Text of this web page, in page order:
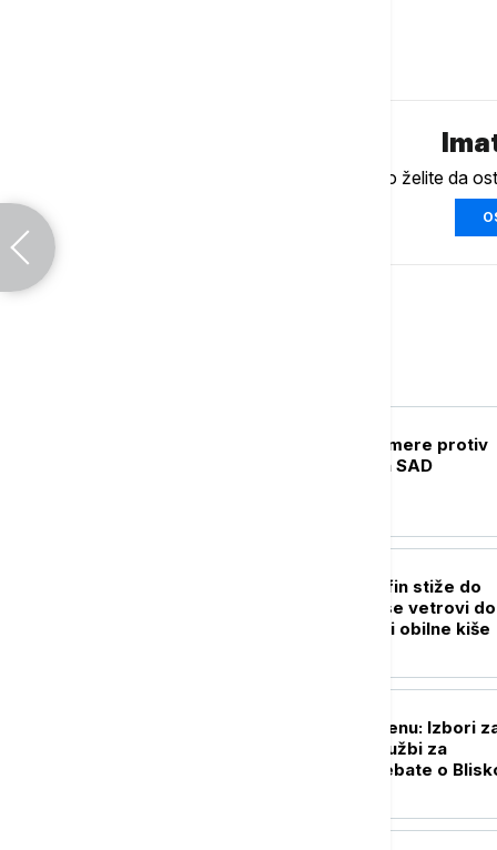
Ukoliko želite da
Kina uvodi kontramere protiv
restriktivnih mera SAD
Snažan tajfun Delfin stiže do
Japana: Očekuju se vetrovi
kilometara na sat i obilne kiše
Kampanja u Mičigenu: Izbori
Senat između optužbi za
antisemitizam i debate o